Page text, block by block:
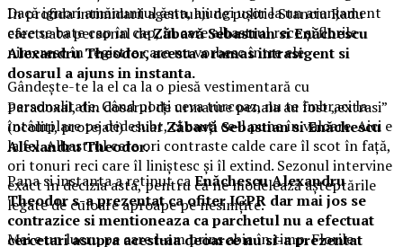
In profida intimidarii agentului de politie Stanciu Radu
efectuata personal deZăbavă Sebastian si Enăchescu
Alexandru Theodor, acesta a ramas intrasigent si
dosarul a ajuns in instanta.
Paradoxal, din dosarul de urmarire penala au fost „extrasi”
(ocoliti, protejati) chiarZăbavă Sebastian si Enăchescu
Alexandru Theodor.
Pana si instanta a retinut caEnăchescu Alexandru
Theodor s-a prezentat ca ofiter IGPR dar mai jos se
contrazice si mentioneaza ca parchetul nu a efectuat
cercetari asupra acestuia deoarce nu si-a prezentat
Dacă ignori amănuntul ăsta, ajungi ușor la un aranjament
care se bate cap în cap, în care albastrul rece și florile
nimeresc în registre care nu vorbesc între ele.
Gândește-te la el ca la o piesă vestimentară cu
personalitate. Când porți ceva turcoaz, nu te îmbraci la
întâmplare pe dedesubt, ci cauți ce-l pune în valoare. Aici e
la fel. Albastrul cere ori contraste calde care îl scot în față,
ori tonuri reci care îl liniștesc și îl extind. Sezonul intervine
exact în decizia asta, pentru că ne modelează așteptările
legate de culoare aproape pe nesimțite.
Mai e un lucru pe care l-am prins abia în timp. Florile